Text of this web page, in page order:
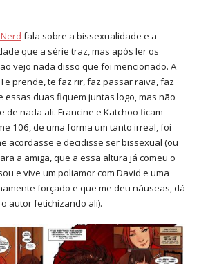
fala sobre a bissexualidade e a
que a série traz, mas após ler os
vejo nada disso que foi mencionado. A
prende, te faz rir, faz passar raiva, faz
essas duas fiquem juntas logo, mas não
nada ali. Francine e Katchoo ficam
106, de uma forma um tanto irreal, foi
acordasse e decidisse ser bissexual (ou
a amiga, que a essa altura já comeu o
e vive um poliamor com David e uma
forçado e que me deu náuseas, dá
autor fetichizando ali).